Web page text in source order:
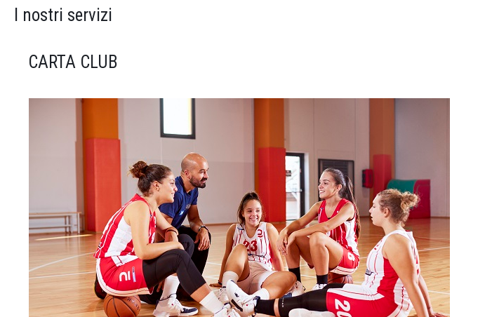
I nostri servizi
CARTA CLUB